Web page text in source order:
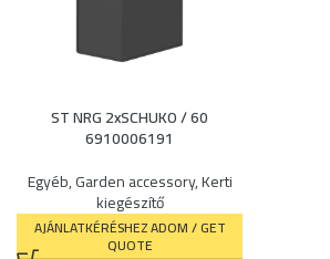
ST NRG 2xSCHUKO / 60
6910006191
Egyéb,Garden accessory,Kerti
kiegészítő
AJÁNLATKÉRÉSHEZ ADOM / GET
QUOTE